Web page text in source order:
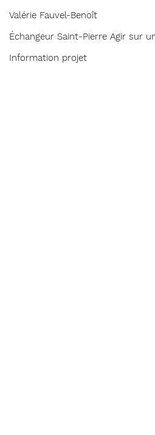
Valérie Fauvel-Benoît
Échangeur Saint-Pierre Agir sur
Information projet